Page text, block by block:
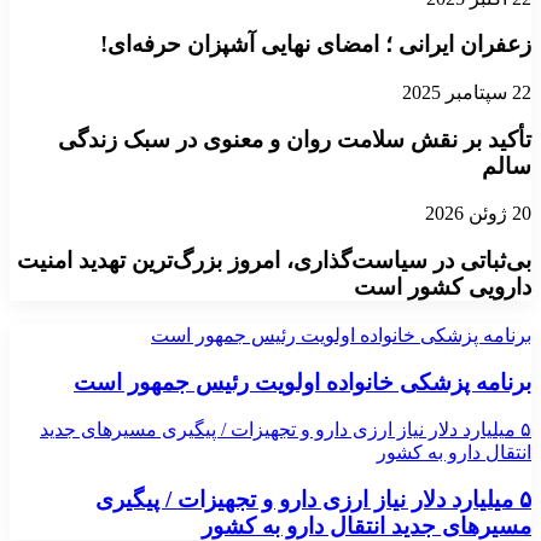
زعفران ایرانی‌ ؛ امضای نهایی آشپزان حرفه‌ای!
22 سپتامبر 2025
تأکید بر نقش سلامت روان و معنوی در سبک زندگی
سالم
20 ژوئن 2026
بی‌ثباتی در سیاست‌گذاری، امروز بزرگ‌ترین تهدید امنیت
دارویی کشور است
برنامه پزشکی خانواده اولویت رئیس جمهور است
برنامه پزشکی خانواده اولویت رئیس جمهور است
۵ میلیارد دلار نیاز ارزی دارو و تجهیزات / پیگیری مسیرهای جدید
انتقال دارو به کشور
۵ میلیارد دلار نیاز ارزی دارو و تجهیزات / پیگیری
مسیرهای جدید انتقال دارو به کشور